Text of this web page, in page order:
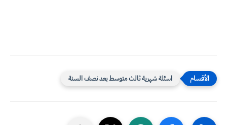
اسئلة شهرية ثالث متوسط بعد نصف السنة